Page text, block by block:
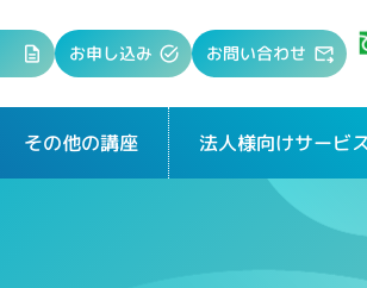
お申し込み お問い合わせ
その他の講座 法人様向けサービス